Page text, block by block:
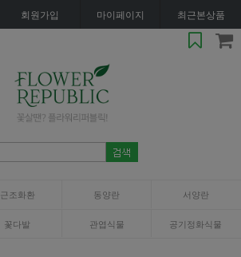
회원가입 마이페이지 최근본상품
근조화환 동양란 서양란
꽃다발 관엽식물 공기정화식물